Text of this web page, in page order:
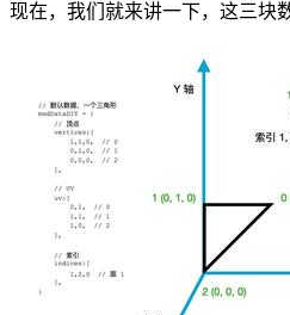
现在，我们就来讲一下，这三块